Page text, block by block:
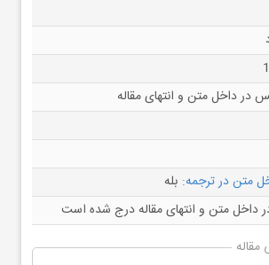
در داخل متن و انتهای مقاله
متن در ترجمه: بله
داخل متن و انتهای مقاله درج شده است
مقاله